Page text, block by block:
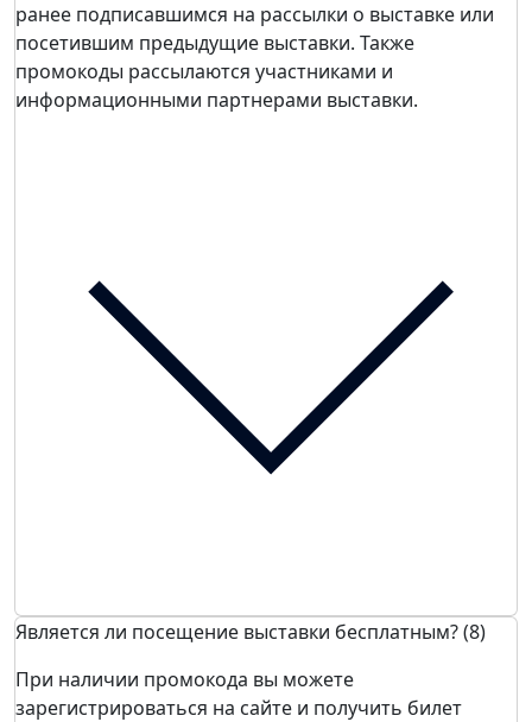
ранее подписавшимся на рассылки о выставке или
посетившим предыдущие выставки. Также
промокоды рассылаются участниками и
информационными партнерами выставки.
Является ли посещение выставки бесплатным? (8)
При наличии промокода вы можете
зарегистрироваться на сайте и получить билет